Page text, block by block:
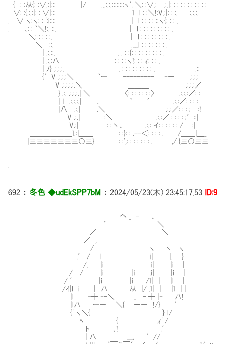
{ : :从{: :∨.:|::: |/ ...:.:.::::::::ヽ', ＼: :∨.:Ⅳ.:.|: : : : : : : : : : :
∨: :{.:.:|: : ∨|::: ｌ l : :＼!:V.:|: : :. :.:.:.
. ∨ ヽ:ヽ: : ':i:::: | l : : : : ::ヽ{: : : . ﾄ､._
. ､: : `＼!:. ::. | l : : : : : : : : : .
＼: : : : :. | l : : : : : : : : . ､- ' |
＼＿::. ._._l : : : : : : : . _ )
| .:.::. . . : :{: : : : : : : : : .
| .:.:八 : : : :ヽ!: : : ｨ: : : .
| ﾉ} .:.:.:. . : : : : : : : : : . .::
{′V .:.:.:＼ `ー --------- ‐一
V .:.:.:.:.＼ ＿＿＿ .:.:.:／
} .:. .:.:.:.| ＼ 〈: : : : : : :〉 .:.:.:／: : ′
| I .:.:.:.| ､ ｀￣￣´ .:.:／: : : :
|八 .:.| .＼ .:.:／: : : ; :!
V .:.| :＼ .:.:／ : : : : ;′::|
V.:| : :丶、 .:.: イ: : : : : : / :|
＿＿＿＿＿＿ｌ.:|＿＿ : :}: : .--＜: : : : . /＿＿|＿_
|三三三三三三三○三} : :',: : : : : : : . ,/ {三○三三
692 ： 冬色 ◆udEkSPP7bM ： 2024/05/23(木) 23:45:17.53
―へ _ -― 、
´ ＼
／ ＼
／ ,
/ ヽ 丶 ヽ
,′ / l ｉ| |. }
/. |i ｉ| |i |
/ / |i |ｉ ,ｉ| |i |
/ ′ |i |ｉ /ｌ| | |l |
/ｲ|l i | 八 从 |/ .ｌ| | |ｌ | |
|l ‐┼ ‐-＼ Ⅳ _Ⅵ- ┼ |‐ 八!
|l八 ー一 ＼{ ―一 !/} ′
{' ヽ＼{ ｝ l/
ﾍ { ,ｨ' /
ト ､! ,′
| 八 ＿＿＿___, ′//